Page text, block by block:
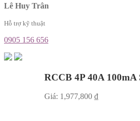
Lê Huy Trân
Hỗ trợ kỹ thuật
0905 156 656
RCCB 4P 40A 100mA
Giá: 1,977,800 ₫